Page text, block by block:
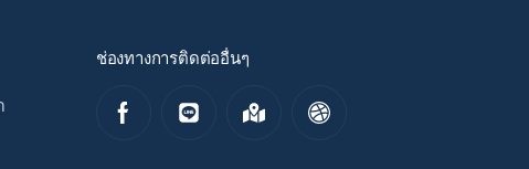
ช่องทางการติดต่ออื่นๆ